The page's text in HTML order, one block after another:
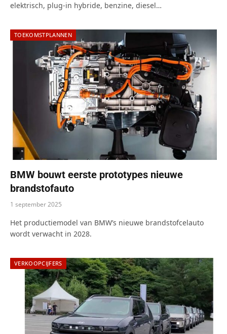
elektrisch, plug-in hybride, benzine, diesel…
TOEKOMSTPLANNEN
BMW bouwt eerste prototypes nieuwe
brandstofauto
1 september 2025
Het productiemodel van BMW’s nieuwe brandstofcelauto
wordt verwacht in 2028.
VERKOOPCIJFERS